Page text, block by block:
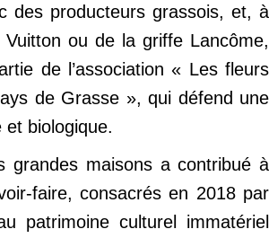
des producteurs grassois, et, à
Vuitton ou de la griffe Lancôme,
de l’association « Les fleurs
de Grasse », qui défend une
et biologique.
grandes maisons a contribué à
faire, consacrés en 2018 par
patrimoine culturel immatériel